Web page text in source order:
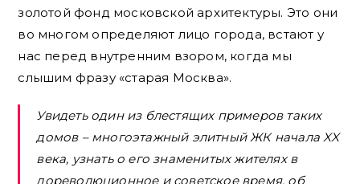
золотой фонд московской архитектуры. Это они
во многом определяют лицо города, встают у
нас перед внутренним взором, когда мы
слышим фразу «старая Москва».
Увидеть один из блестящих примеров таких
домов – многоэтажный элитный ЖК начала XX
века, узнать о его знаменитых жителях в
дореволюционное и советское время, об